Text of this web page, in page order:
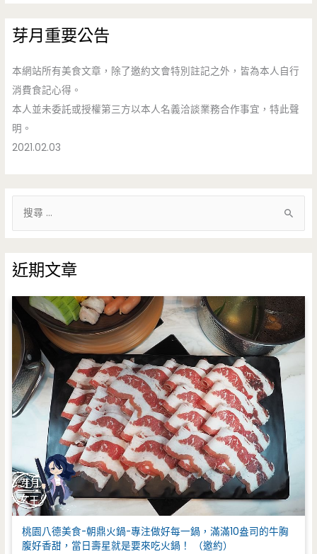
芽月重要公告
本網站所有美食文章，除了邀約文會特別註記之外，皆為本人自行
消費食記心得。
本人並未委託或授權第三方以本人名義洽談業務合作事宜，特此聲
明。
2021.02.03
鍵
字
:
近期文章
桃園八德美食-朝鼎火鍋-專注做好每一鍋，滿滿10盎司的牛胸
腹好香甜，當日壽星就是要來吃火鍋！ （邀約）